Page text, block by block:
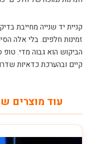
קניית יד שנייה מחייבת
זמינות חלפים. בלי אלה
הביקוש הוא גבוה מדי. טופ
קיים ובהערכת כדאיות
עוד מוצרים